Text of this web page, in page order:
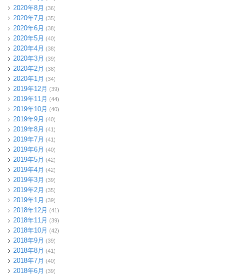
2020年8月 (36)
2020年7月 (35)
2020年6月 (38)
2020年5月 (40)
2020年4月 (38)
2020年3月 (39)
2020年2月 (38)
2020年1月 (34)
2019年12月 (39)
2019年11月 (44)
2019年10月 (40)
2019年9月 (40)
2019年8月 (41)
2019年7月 (41)
2019年6月 (40)
2019年5月 (42)
2019年4月 (42)
2019年3月 (39)
2019年2月 (35)
2019年1月 (39)
2018年12月 (41)
2018年11月 (39)
2018年10月 (42)
2018年9月 (39)
2018年8月 (41)
2018年7月 (40)
2018年6月 (39)